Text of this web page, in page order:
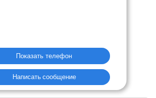
Показать телефон
Написать сообщение